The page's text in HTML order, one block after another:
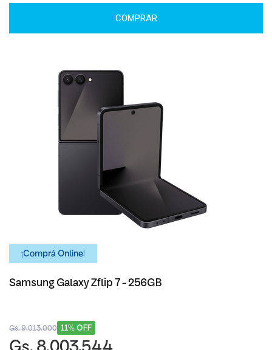
COMPRAR
¡Comprá Online!
Samsung Galaxy Zflip 7 - 256GB
11% OFF
Gs. 9.013.000